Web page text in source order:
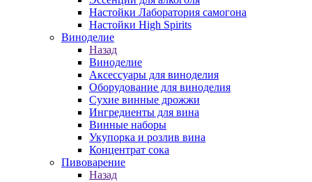
Настойки Лаборатория самогона
Настойки High Spirits
Виноделие
Назад
Виноделие
Аксессуары для виноделия
Оборудование для виноделия
Сухие винные дрожжи
Ингредиенты для вина
Винные наборы
Укупорка и розлив вина
Концентрат сока
Пивоварение
Назад